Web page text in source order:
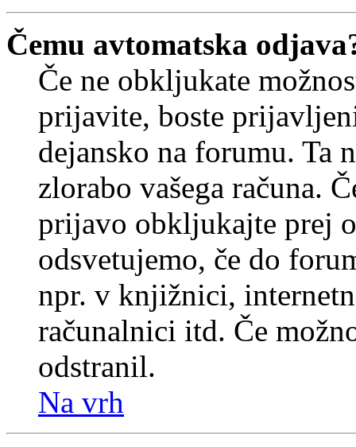
Čemu avtomatska
Če ne obkljukate
prijavite, boste
dejansko na forumu. Ta
zlorabo vašega računa.
prijavo obkljukajte prej
odsvetujemo, če do
npr. v knjižnici,
računalnici itd. Če
odstranil.
Na vrh